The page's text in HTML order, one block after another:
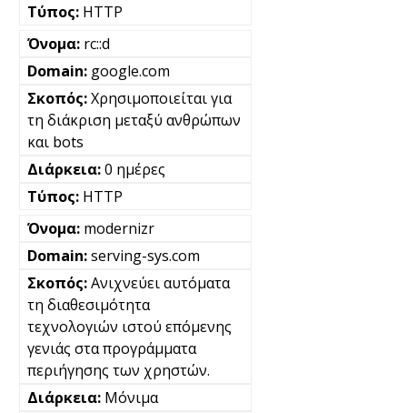
HTTP
rc::d
google.com
Χρησιμοποιείται για
τη διάκριση μεταξύ ανθρώπων
και bots
0 ημέρες
HTTP
modernizr
serving-sys.com
Ανιχνεύει αυτόματα
τη διαθεσιμότητα
τεχνολογιών ιστού επόμενης
γενιάς στα προγράμματα
περιήγησης των χρηστών.
Μόνιμα